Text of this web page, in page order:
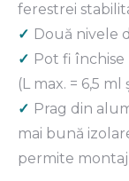
ferestrei
✓ Două nivele
✓ Pot fi închise
(L max. = 6,5 ml
✓ Prag din
mai bună
permite